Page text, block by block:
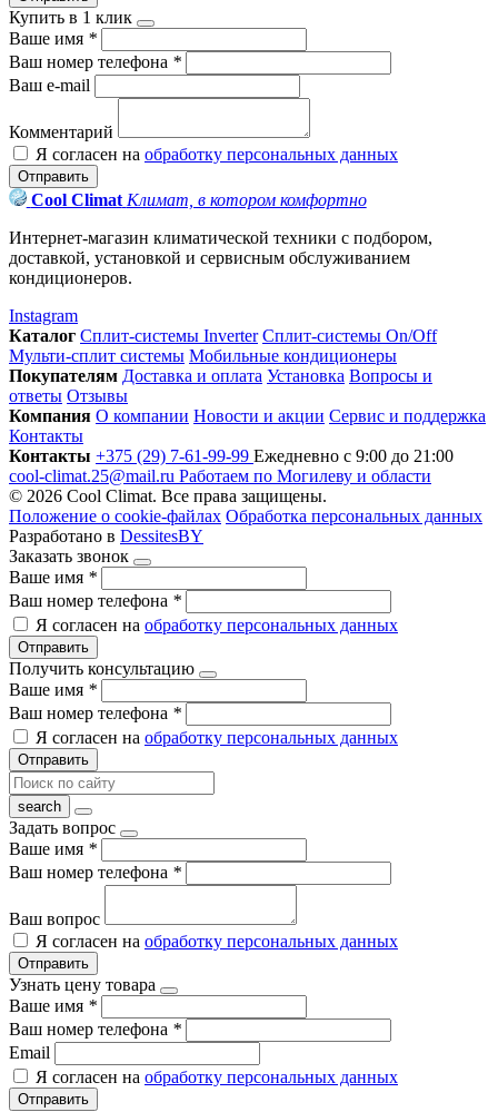
Купить в 1 клик
Ваше имя *
Ваш номер телефона *
Ваш e-mail
Комментарий
Я согласен на обработку персональных данных
Отправить
Cool Climat Климат, в котором комфортно
Интернет-магазин климатической техники с подбором,
доставкой, установкой и сервисным обслуживанием
кондиционеров.
Instagram
Каталог Сплит-системы Inverter Сплит-системы On/Off
Мульти-сплит системы Мобильные кондиционеры
Покупателям Доставка и оплата Установка Вопросы и
ответы Отзывы
Компания О компании Новости и акции Сервис и поддержка
Контакты
Контакты +375 (29) 7-61-99-99 Ежедневно с 9:00 до 21:00
cool-climat.25@mail.ru Работаем по Могилеву и области
© 2026 Cool Climat. Все права защищены.
Положение о cookie-файлах Обработка персональных данных
Разработано в DessitesBY
Заказать звонок
Ваше имя *
Ваш номер телефона *
Я согласен на обработку персональных данных
Отправить
Получить консультацию
Ваше имя *
Ваш номер телефона *
Я согласен на обработку персональных данных
Отправить
Задать вопрос
Ваше имя *
Ваш номер телефона *
Ваш вопрос
Я согласен на обработку персональных данных
Отправить
Узнать цену товара
Ваше имя *
Ваш номер телефона *
Email
Я согласен на обработку персональных данных
Отправить